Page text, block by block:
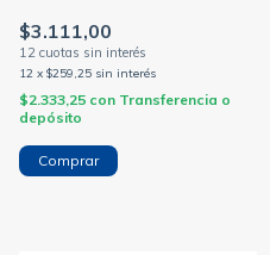
$3.111,00
12 x $259,25 sin interés
$2.333,25 con Transferencia o
depósito